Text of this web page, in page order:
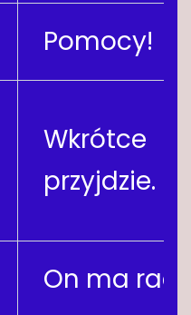
Pomocy!
Wkrótce
przyjdzie.
On ma